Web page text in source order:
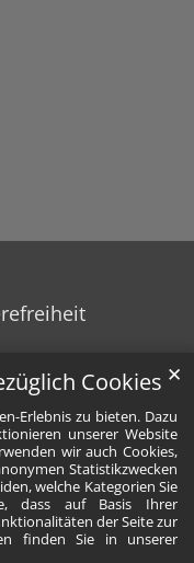
Cookies
Erlebnis zu bieten. Dazu
unserer Website
wir auch Cookies,
Statistikzwecken
welche Kategorien Sie
dass auf Basis Ihrer
der Seite zur
finden Sie in unserer
✕